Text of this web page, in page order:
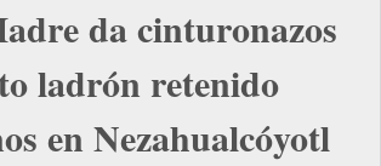
da cinturonazos
ladrón retenido
en Nezahualcóyotl